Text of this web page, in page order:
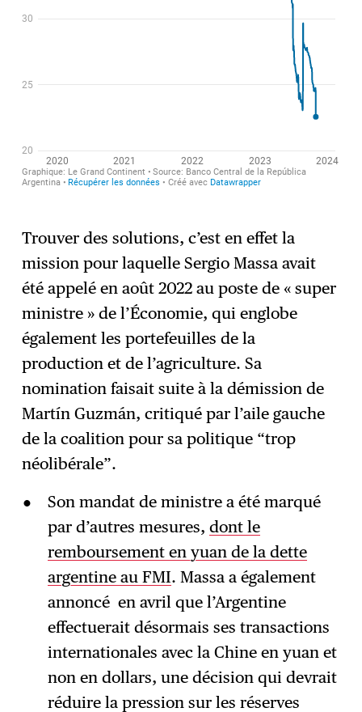
Trouver des solutions, c’est en effet la
mission pour laquelle Sergio Massa avait
été appelé en août 2022 au poste de « super
ministre » de l’Économie, qui englobe
également les portefeuilles de la
production et de l’agriculture. Sa
nomination faisait suite à la démission de
Martín Guzmán, critiqué par l’aile gauche
de la coalition pour sa politique “trop
néolibérale”.
Son mandat de ministre a été marqué
par d’autres mesures, dont le
remboursement en yuan de la dette
argentine au FMI. Massa a également
annoncé en avril que l’Argentine
effectuerait désormais ses transactions
internationales avec la Chine en yuan et
non en dollars, une décision qui devrait
réduire la pression sur les réserves